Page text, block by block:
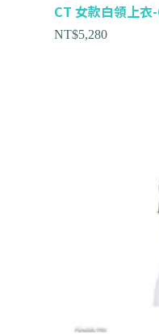
CT 女款白領上衣
NT$5,280